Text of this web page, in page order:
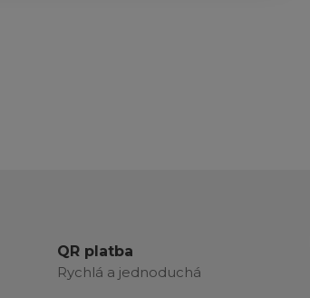
QR platba
Rychlá a jednoduchá